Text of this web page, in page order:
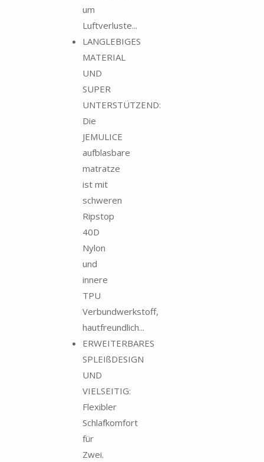
um
Luftverluste...
LANGLEBIGES
MATERIAL
UND
SUPER
UNTERSTÜTZEND:
Die
JEMULICE
aufblasbare
matratze
ist mit
schweren
Ripstop
40D
Nylon
und
innere
TPU
Verbundwerkstoff,
hautfreundlich...
ERWEITERBARES
SPLEIßDESIGN
UND
VIELSEITIG:
Flexibler
Schlafkomfort
für
Zwei.